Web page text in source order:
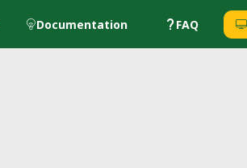
Documentation FAQ